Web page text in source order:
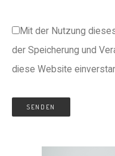
Mit der Nutzung
der Speicherung und
diese Website